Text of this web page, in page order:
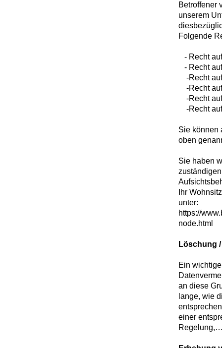
Betroffener
unserem
Folgende
- Recht
- Recht
-Recht auf
-Recht
-Recht
-Recht
Sie können
oben
Sie haben
Ihr
unter:
https://
node.html
Löschung
Ein
an diese
lange, wie
einer